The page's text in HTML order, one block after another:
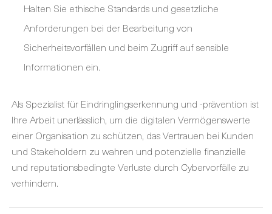
Halten Sie ethische Standards und gesetzliche
Anforderungen bei der Bearbeitung von
Sicherheitsvorfällen und beim Zugriff auf sensible
Informationen ein.
Als Spezialist für Eindringlingserkennung und -prävention ist
Ihre Arbeit unerlässlich, um die digitalen Vermögenswerte
einer Organisation zu schützen, das Vertrauen bei Kunden
und Stakeholdern zu wahren und potenzielle finanzielle
und reputationsbedingte Verluste durch Cybervorfälle zu
verhindern.